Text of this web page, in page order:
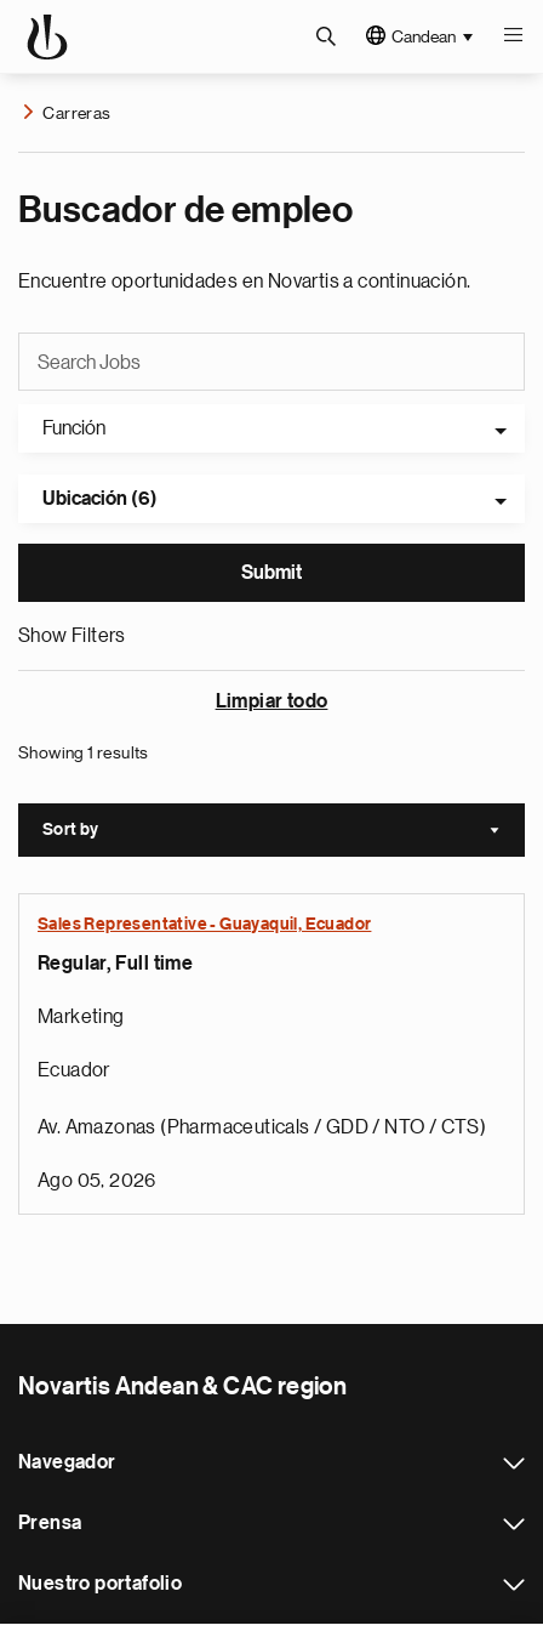
Candean
Carreras
Buscador de empleo
Encuentre oportunidades en Novartis a continuación.
Función
Ubicación (6)
Show Filters
Limpiar todo
Showing 1 results
Sort by Sort
Sales Representative - Guayaquil, Ecuador
Regular, Full time
Marketing
Ecuador
Av. Amazonas (Pharmaceuticals / GDD / NTO / CTS)
Ago 05, 2026
Novartis Andean & CAC region
Navegador
Prensa
Nuestro portafolio